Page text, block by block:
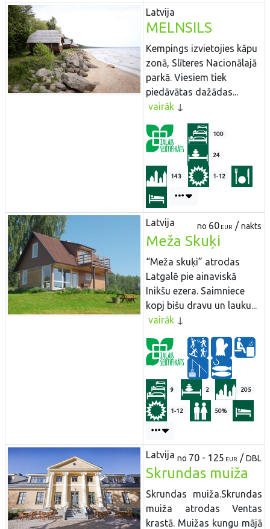
Latvija
MELNSILS
Kempings izvietojies kāpu
zonā, Slīteres Nacionālajā
parkā. Viesiem tiek
piedāvātas dažādas...
vairāk
100
24
143 1-12
Latvija no 60 EUR /nakts
Meža Skuķi
“Meža skuķi” atrodas
Latgalē pie ainaviskā
Inikšu ezera. Saimniece
kopj bišu dravu un lauku...
vairāk
9 2 205
1-12 50%
Latvija no 70 - 125 EUR /DBL
Skrundas muiža
Skrundas muiža.Skrundas
muiža atrodas Ventas
krastā. Muižas kungu mājā